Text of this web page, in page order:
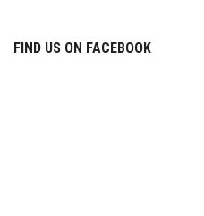
FIND US ON FACEBOOK